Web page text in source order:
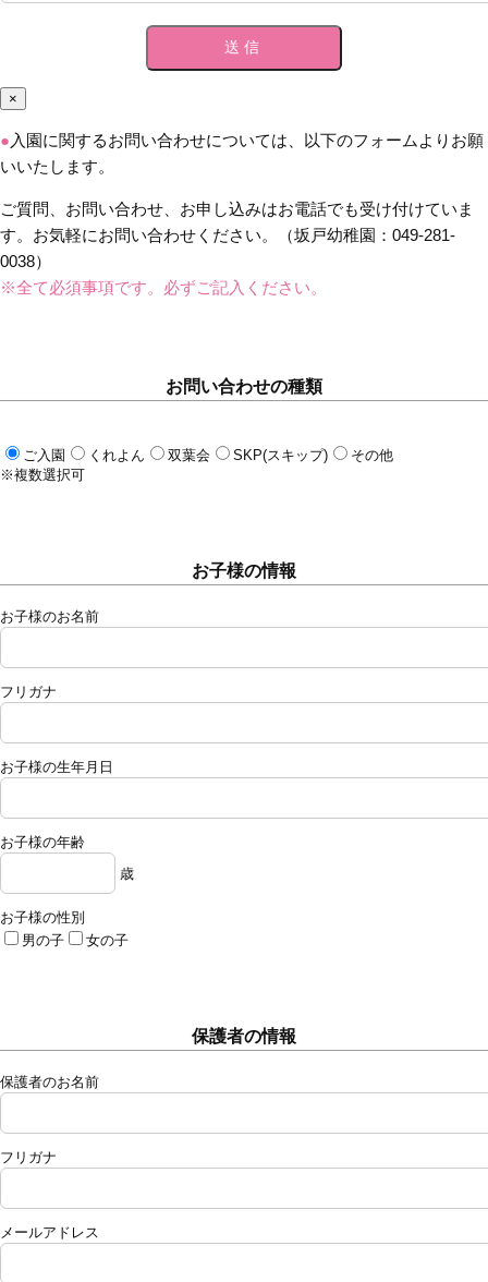
×
● 入園に関するお問い合わせについては、以下のフォームよりお願
いいたします。
ご質問、お問い合わせ、お申し込みはお電話でも受け付けていま
す。お気軽にお問い合わせください。（坂戸幼稚園：049-281-
0038）
※全て必須事項です。必ずご記入ください。
お問い合わせの種類
ご入園 くれよん 双葉会 SKP(スキップ)
その他
※複数選択可
お子様の情報
お子様のお名前
フリガナ
お子様の生年月日
お子様の年齢
歳
お子様の性別
男の子
女の子
保護者の情報
保護者のお名前
フリガナ
メールアドレス